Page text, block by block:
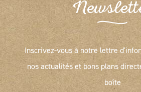
Inscrivez-vous à notre lettre
nos actualités et bons plans
boîte